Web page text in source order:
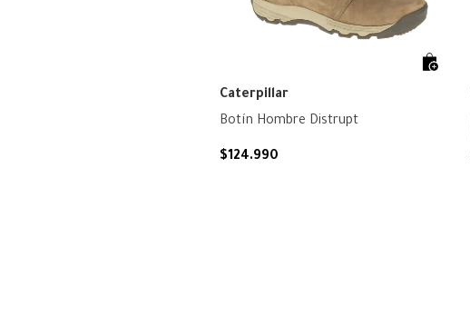
Caterpillar
Botín Hombre Distrupt
$124.990